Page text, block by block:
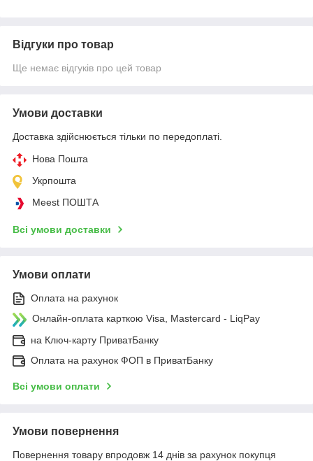
Відгуки про товар
Ще немає відгуків про цей товар
Умови доставки
Доставка здійснюється тільки по передоплаті.
Нова Пошта
Укрпошта
Meest ПОШТА
Всі умови доставки
Умови оплати
Оплата на рахунок
Онлайн-оплата карткою Visa, Mastercard - LiqPay
на Ключ-карту ПриватБанку
Оплата на рахунок ФОП в ПриватБанку
Всі умови оплати
Умови повернення
Повернення товару впродовж 14 днів за рахунок покупця